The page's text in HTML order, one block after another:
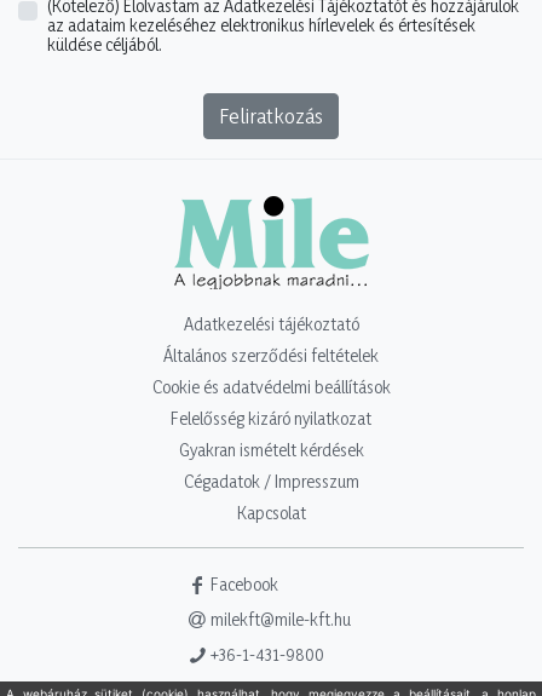
(Kötelező) Elolvastam az Adatkezelési Tájékoztatót és hozzájárulok
az adataim kezeléséhez elektronikus hírlevelek és értesítések
küldése céljából.
Feliratkozás
Adatkezelési tájékoztató
Általános szerződési feltételek
Cookie és adatvédelmi beállítások
Felelősség kizáró nyilatkozat
Gyakran ismételt kérdések
Cégadatok / Impresszum
Kapcsolat
Facebook
milekft@mile-kft.hu
+36-1-431-9800